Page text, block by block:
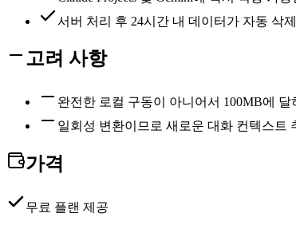
서버 처리 후 24시간 내 데이터가 자동 삭
고려 사항
완전한 로컬 구동이 아니어서 100MB에
일회성 변환이므로 새로운 대화 컨텍스트
가격
무료 플랜 제공